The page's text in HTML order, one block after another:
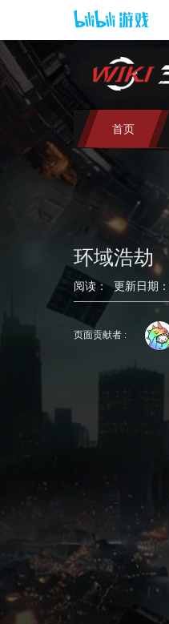
首页
环域浩劫
阅读： 更新日期：
到
到
页面贡献者 :